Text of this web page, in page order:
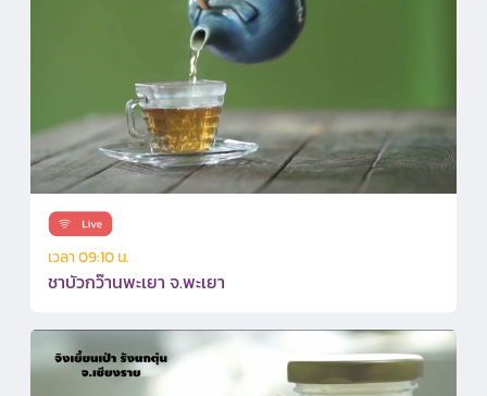
เวลา 09:10 น.
ชาบัวกว๊านพะเยา จ.พะเยา